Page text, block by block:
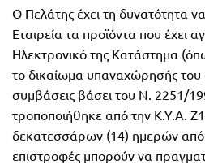
Books
- Η
γνώση
είναι
FUN!
Παιδικό
βιβλίο
Α΄
Τάξη
Β΄
Τάξη
Ο Πελάτης έχει τη δυνατότητα
Εταιρεία τα προϊόντα που έχει
Ηλεκτρονικό της Κατάστημα
το δικαίωμα υπαναχώρησής του
συμβάσεις βάσει του Ν. 2251/
τροποποιήθηκε από την Κ.Υ.Α.
δεκατεσσάρων (14) ημερών από
επιστροφές μπορούν να